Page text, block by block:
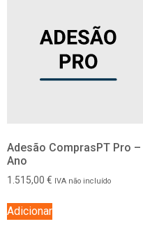
Adesão ComprasPT Pro –
Ano
1.515,00 € IVA não incluído
Adicionar